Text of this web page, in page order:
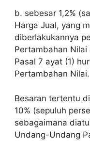
b. sebesar 1,2%
Harga Jual, yang
diberlakukannya
Pertambahan
Pasal 7 ayat (1)
Pertambahan Nilai.
Besaran tertentu
10% (sepuluh
sebagaimana
Undang-Undang